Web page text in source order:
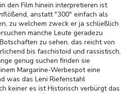
den Film hinein interpretieren ist
anstatt "300" einfach als
zu welchem zweck er ja schließlich
manche Leute geradezu
zu sehen, das reicht von
bis faschistoid und rassistisch,
genug suchen finden sie
Margarine-Werbespot eine
was das Leni Riefenstahl
keiner es ist Historisch verbürgt das